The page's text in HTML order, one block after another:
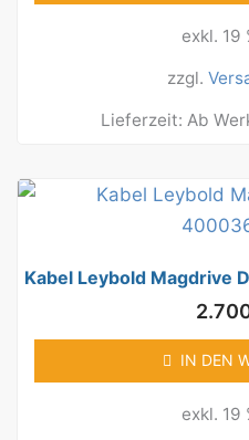
exkl. 19
zzgl.
Lieferzeit: Ab
Kabel Leybold Magdrive
IN DEN
exkl. 19